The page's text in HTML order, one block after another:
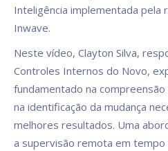
Inteligência implementada pela
Inwave.
Neste vídeo, Clayton Silva,
Controles Internos do Novo,
fundamentado na
na identificação da mudança
melhores resultados. Uma
a supervisão remota em